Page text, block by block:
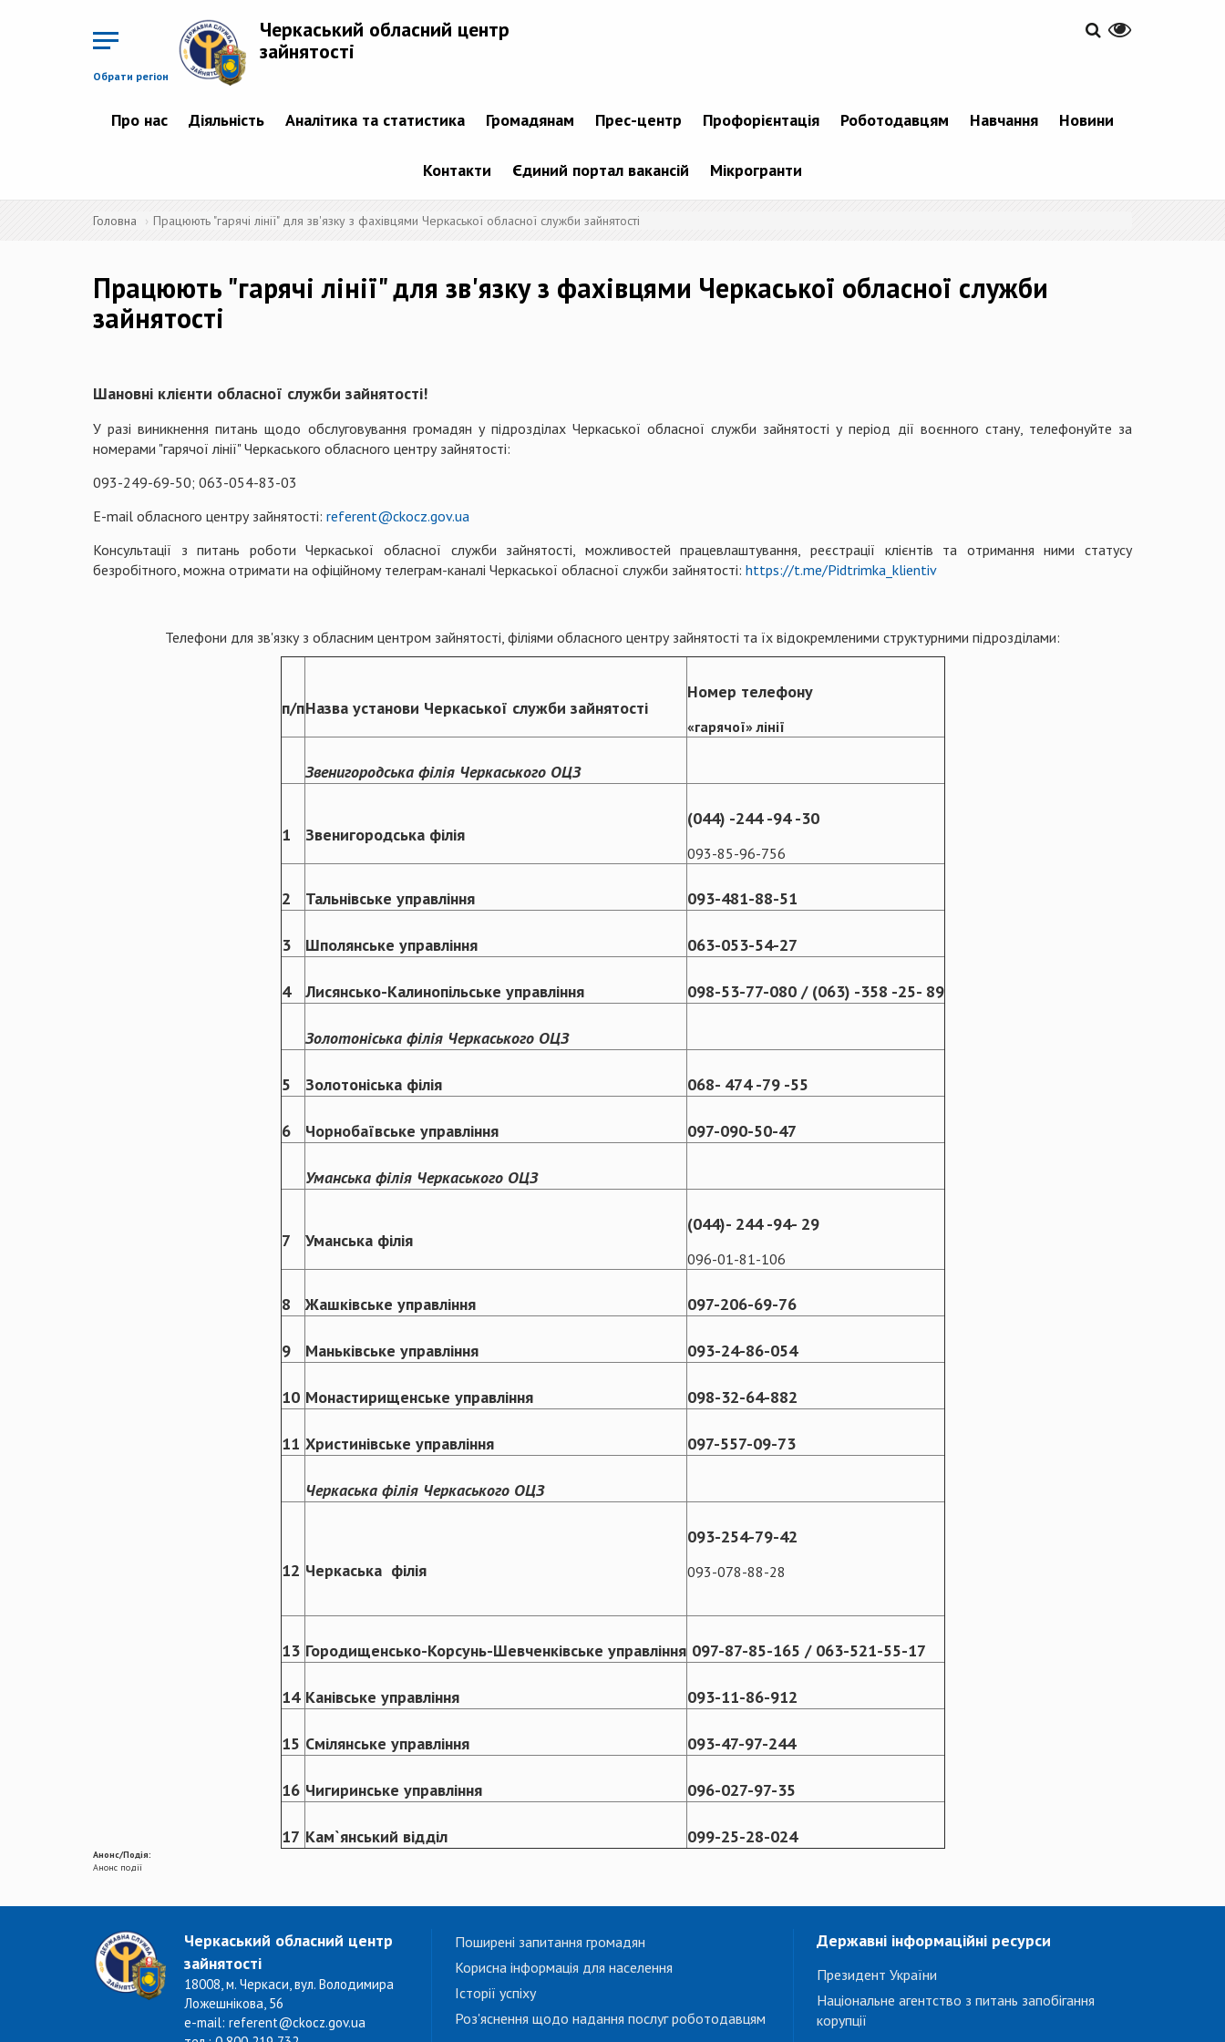
Обрати регіон
Черкаський обласний центр
зайнятості
Про нас Діяльність Аналітика та статистика Громадянам Прес-центр Профорієнтація Роботодавцям Навчання Новини
Контакти Єдиний портал вакансій Мікрогранти
Головна Працюють "гарячі лінії" для зв'язку з фахівцями Черкаської обласної служби зайнятості
Працюють "гарячі лінії" для зв'язку з фахівцями Черкаської обласної служби
зайнятості
Шановні клієнти обласної служби зайнятості!
У разі виникнення питань щодо обслуговування громадян у підрозділах Черкаської обласної служби зайнятості у період дії воєнного стану, телефонуйте за
номерами "гарячої лінії" Черкаського обласного центру зайнятості:
093-249-69-50; 063-054-83-03
E-mail обласного центру зайнятості: referent@ckocz.gov.ua
Консультації з питань роботи Черкаської обласної служби зайнятості, можливостей працевлаштування, реєстрації клієнтів та отримання ними статусу
безробітного, можна отримати на офіційному телеграм-каналі Черкаської обласної служби зайнятості: https://t.me/Pidtrimka_klientiv
Телефони для зв'язку з обласним центром зайнятості, філіями обласного центру зайнятості та їх відокремленими структурними підрозділами:
п/пНазва установи Черкаської служби зайнятості
Номер телефону
«гарячої» лінії
Звенигородська філія Черкаського ОЦЗ
1 Звенигородська філія
(044) -244 -94 -30
093-85-96-756
2 Тальнівське управління 093-481-88-51
3 Шполянське управління 063-053-54-27
4 Лисянсько-Калинопільське управління 098-53-77-080 / (063) -358 -25- 89
Золотоніська філія Черкаського ОЦЗ
5 Золотоніська філія 068- 474 -79 -55
6 Чорнобаївське управління 097-090-50-47
Уманська філія Черкаського ОЦЗ
7 Уманська філія
(044)- 244 -94- 29
096-01-81-106
8 Жашківське управління 097-206-69-76
9 Маньківське управління 093-24-86-054
10 Монастирищенське управління 098-32-64-882
11 Христинівське управління 097-557-09-73
Черкаська філія Черкаського ОЦЗ
12 Черкаська філія
093-254-79-42
093-078-88-28
13 Городищенсько-Корсунь-Шевченківське управління 097-87-85-165 / 063-521-55-17
14 Канівське управління 093-11-86-912
15 Смілянське управління 093-47-97-244
16 Чигиринське управління 096-027-97-35
17 Кам`янський відділ 099-25-28-024
Анонс/Подія:
Анонс події
Черкаський обласний центр
зайнятості
18008, м. Черкаси, вул. Володимира
Ложешнікова, 56
e-mail: referent@ckocz.gov.ua
Поширені запитання громадян
Корисна інформація для населення
Історії успіху
Роз'яснення щодо надання послуг роботодавцям
Державні інформаційні ресурси
Президент України
Національне агентство з питань запобігання
корупції